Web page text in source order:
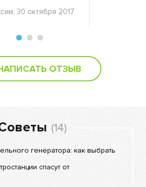
30 октября 2017
ОТЗЫВ
(14)
генератора: как выбрать
спасут от